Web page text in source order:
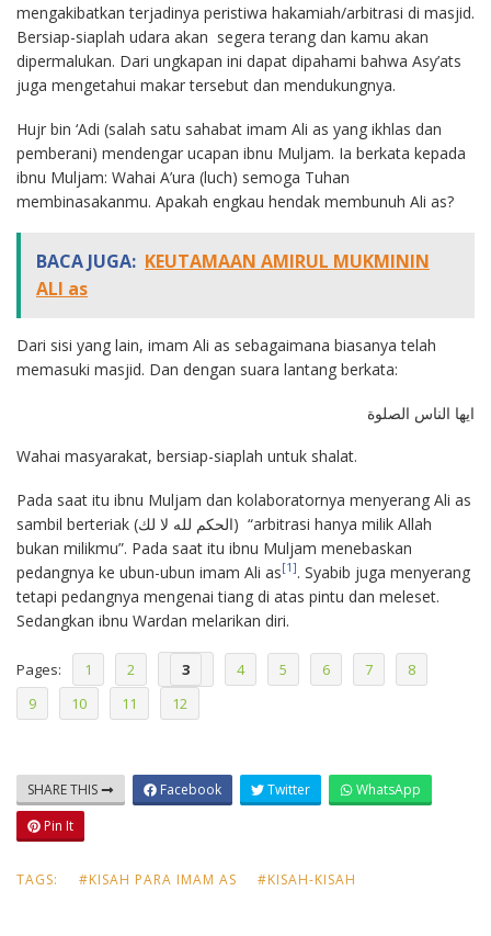
mengakibatkan terjadinya peristiwa hakamiah/arbitrasi di masjid.
Bersiap-siaplah udara akan segera terang dan kamu akan
dipermalukan. Dari ungkapan ini dapat dipahami bahwa Asy’ats
juga mengetahui makar tersebut dan mendukungnya.
Hujr bin ‘Adi (salah satu sahabat imam Ali as yang ikhlas dan
pemberani) mendengar ucapan ibnu Muljam. Ia berkata kepada
ibnu Muljam: Wahai A’ura (luch) semoga Tuhan
membinasakanmu. Apakah engkau hendak membunuh Ali as?
BACA JUGA: KEUTAMAAN AMIRUL MUKMININ
ALI as
Dari sisi yang lain, imam Ali as sebagaimana biasanya telah
memasuki masjid. Dan dengan suara lantang berkata:
ايها الناس الصلوة
Wahai masyarakat, bersiap-siaplah untuk shalat.
Pada saat itu ibnu Muljam dan kolaboratornya menyerang Ali as
sambil berteriak (الحكم لله لا لك) “arbitrasi hanya milik Allah
bukan milikmu”. Pada saat itu ibnu Muljam menebaskan
pedangnya ke ubun-ubun imam Ali as[1]. Syabib juga menyerang
tetapi pedangnya mengenai tiang di atas pintu dan meleset.
Sedangkan ibnu Wardan melarikan diri.
Pages: 1 2 3 4 5 6 7
8
9
10 11 12
SHARE THIS Facebook Twitter
WhatsApp
Pin It
TAGS: #KISAH PARA IMAM AS #KISAH-KISAH